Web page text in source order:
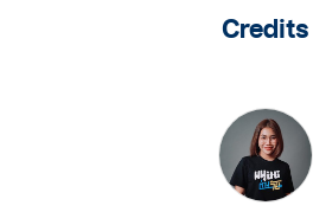
Credits